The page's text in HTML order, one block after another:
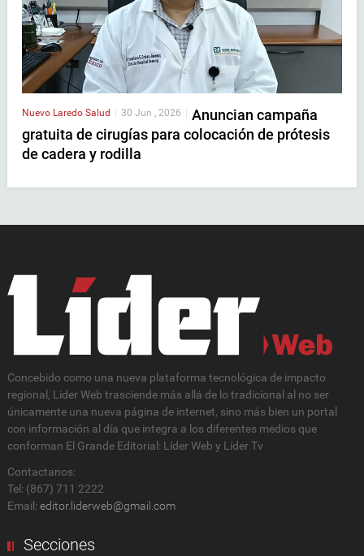
Nuevo Laredo Salud 30 Jun , 2026
Anuncian campaña
gratuita de cirugías para colocación de prótesis
de cadera y rodilla
Concebido como una nueva plataforma tecnológica de impacto
regional, Lider Web trasciende más allá de lo tradicional al no ser
únicamente una nueva página de internet, sino más bien un portal
con información al día que integra a los diferentes medios que
conforman El Grande Editorial: Líder Web y Líder Tv
Contactanos:
Tel: (867) 711 2222
Email: editor.liderweb@gmail.com
Secciones